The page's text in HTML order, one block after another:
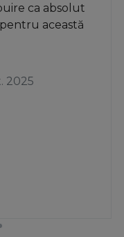
ca absolut
această
2025